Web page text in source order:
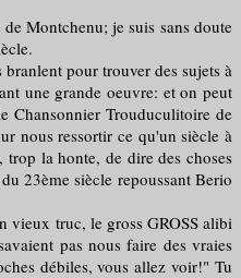
Montchenu; je suis sans doute
pour trouver des sujets à
une grande oeuvre: et on peut
Chansonnier Trouduculitoire de
nous ressortir ce qu'un siècle à
la honte, de dire des choses
23ème siècle repoussant Berio
truc, le gross GROSS alibi
pas nous faire des vraies
débiles, vous allez voir!" Tu